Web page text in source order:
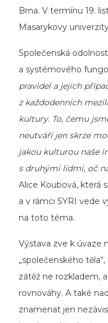
Brna. V termínu 19.
Masarykovy
Společenská
a systémového
pravidel a jejich
z každodenních
kultury. To, čemu
neutváří jen skrze
jakou kulturou naše
s druhými lidmi, oč
Alice Koubová, která
a v rámci SYRI vede
na toto téma.
Výstava zve k úvaze
„společenského
zátěž ne rozkladem,
rovnováhy. A také
znamenat jen